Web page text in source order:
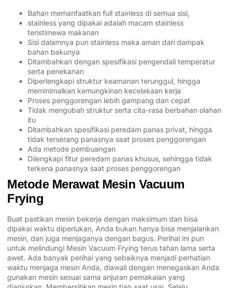
Bahan memanfaatkan full stainless di semua sisi,
stainless yang dipakai adalah macam stainless
teristimewa makanan
Sisi dalamnya pun stainless maka aman dari dampak
bahan bakunya
Ditambahkan dengan spesifikasi pengendali temperatur
serta penekanan
Diperlengkapi struktur keamanan terunggul, hingga
meminimalkan kemungkinan kecelakaan kerja
Proses penggorengan lebih gampang dan cepat
Tidak mengubah struktur serta cita-rasa berbahan olahan
itu
Ditambahkan spesifikasi peredam panas privat, hingga
tidak terserang panasnya saat proses penggorengan
Ada metode pembuangan
Dilengkapi fitur peredam panas khusus, sehingga tidak
terkena panasnya saat proses penggorengan
Metode Merawat Mesin Vacuum
Frying
Buat pastikan mesin bekerja dengan maksimum dan bisa
dipakai waktu diperlukan, Anda bukan hanya bisa menjalankan
mesin, dan juga menjaganya dengan bagus. Perihal ini pun
untuk melindungi Mesin Vacuum Frying terus tahan lama serta
awet. Ada banyak perihal yang sebaiknya menjadi perhatian
waktu menjaga mesin Anda, diawali dengan menegaskan Anda
gunakan mesin sesuai sama anjuran pemakaian yang